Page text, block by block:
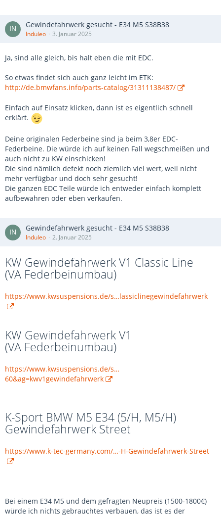
Gewindefahrwerk gesucht - E34 M5 S38B38
Induleo 3. Januar 2025
Ja, sind alle gleich, bis halt eben die mit EDC.
So etwas findet sich auch ganz leicht im ETK:
http://de.bmwfans.info/parts-catalog/31311138487/
Einfach auf Einsatz klicken, dann ist es eigentlich schnell
erklärt.
Deine originalen Federbeine sind ja beim 3,8er EDC-
Federbeine. Die würde ich auf keinen Fall wegschmeißen und
auch nicht zu KW einschicken!
Die sind nämlich defekt noch ziemlich viel wert, weil nicht
mehr verfügbar und doch sehr gesucht!
Die ganzen EDC Teile würde ich entweder einfach komplett
aufbewahren oder eben verkaufen.
Gewindefahrwerk gesucht - E34 M5 S38B38
Induleo 2. Januar 2025
KW Gewindefahrwerk V1 Classic Line
(VA Federbeinumbau)
https://www.kwsuspensions.de/s…lassiclinegewindefahrwerk
KW Gewindefahrwerk V1
(VA Federbeinumbau)
https://www.kwsuspensions.de/s…
60&ag=kwv1gewindefahrwerk
K-Sport BMW M5 E34 (5/H, M5/H)
Gewindefahrwerk Street
https://www.k-tec-germany.com/…-H-Gewindefahrwerk-Street
Bei einem E34 M5 und dem gefragten Neupreis (1500-1800€)
würde ich nichts gebrauchtes verbauen, das ist es der